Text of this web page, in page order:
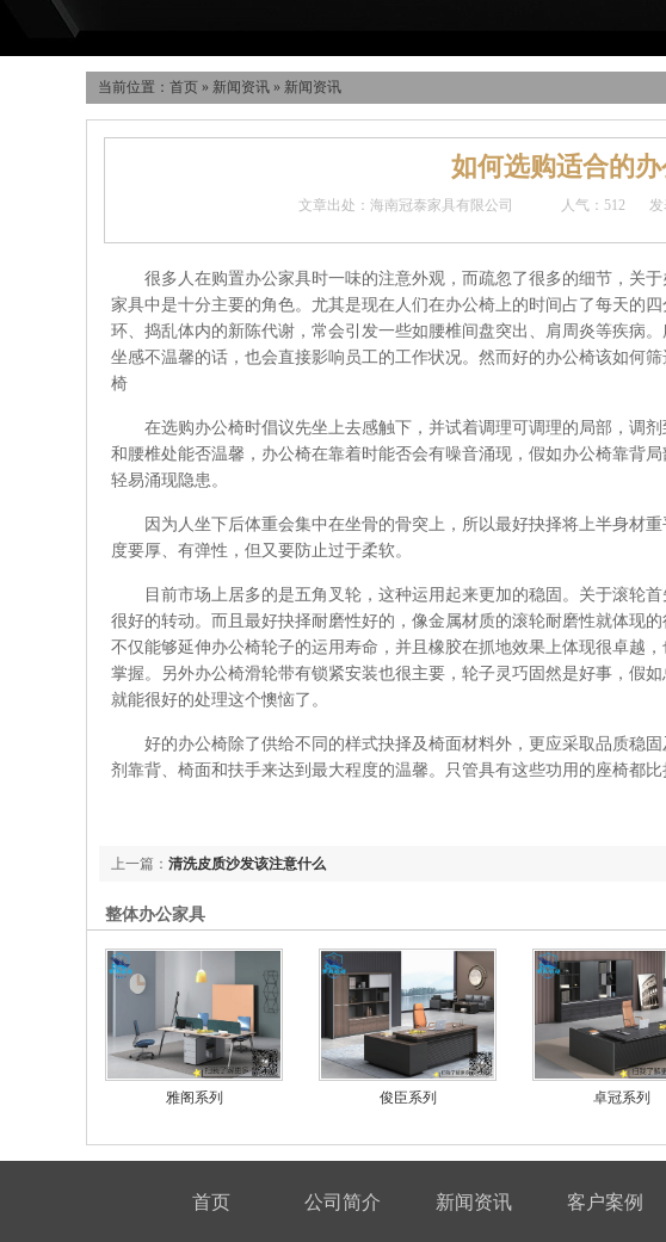
当前位置： 首页 » 新闻资讯 » 新闻资讯
如何选购适合的
文章出处：海南冠泰家具有限公司 人气：512 发
很多人在购置办公家具时一味的注意外观，而疏忽了很多的细节，关
家具中是十分主要的角色。尤其是现在人们在办公椅上的时间占了每天的
环、捣乱体内的新陈代谢，常会引发一些如腰椎间盘突出、肩周炎等疾病
坐感不温馨的话，也会直接影响员工的工作状况。然而好的办公椅该如何
椅
在选购办公椅时倡议先坐上去感触下，并试着调理可调理的局部，调
和腰椎处能否温馨，办公椅在靠着时能否会有噪音涌现，假如办公椅靠背
轻易涌现隐患。
因为人坐下后体重会集中在坐骨的骨突上，所以最好抉择将上半身材
度要厚、有弹性，但又要防止过于柔软。
目前市场上居多的是五角叉轮，这种运用起来更加的稳固。关于滚轮
很好的转动。而且最好抉择耐磨性好的，像金属材质的滚轮耐磨性就体现
不仅能够延伸办公椅轮子的运用寿命，并且橡胶在抓地效果上体现很卓越
掌握。另外办公椅滑轮带有锁紧安装也很主要，轮子灵巧固然是好事，假
就能很好的处理这个懊恼了。
好的办公椅除了供给不同的样式抉择及椅面材料外，更应采取品质稳
剂靠背、椅面和扶手来达到最大程度的温馨。只管具有这些功用的座椅都比
上一篇： 清洗皮质沙发该注意什么
整体办公家具
雅阁系列 俊臣系列 卓冠系列
首页 公司简介 新闻资讯 客户案例